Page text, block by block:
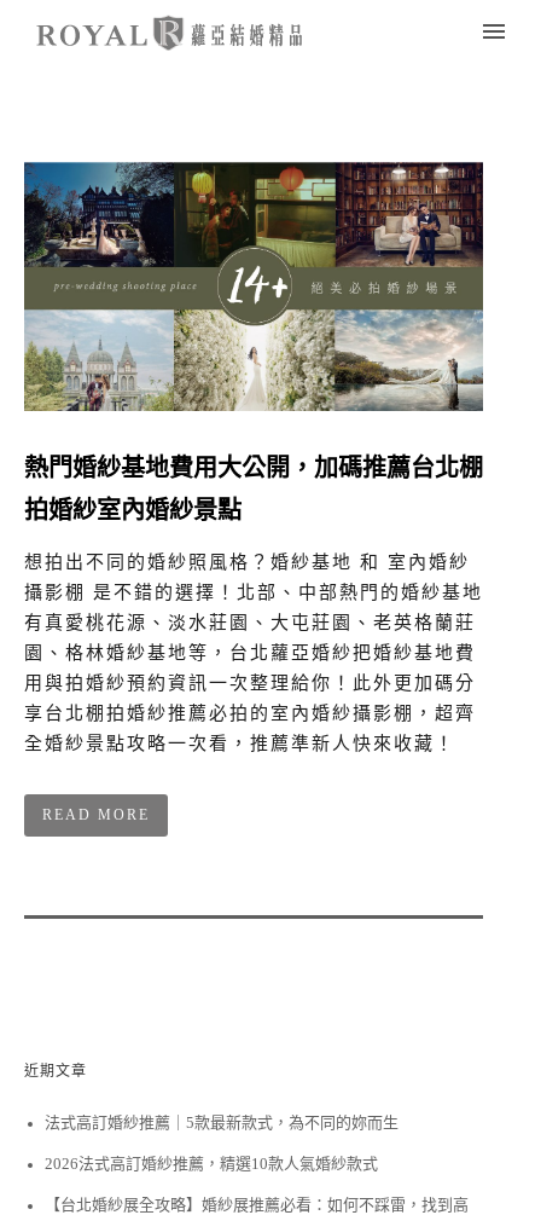
熱門婚紗基地費用大公開，加碼推薦台北棚
拍婚紗室內婚紗景點
想拍出不同的婚紗照風格？婚紗基地 和 室內婚紗
攝影棚 是不錯的選擇！北部、中部熱門的婚紗基地
有真愛桃花源、淡水莊園、大屯莊園、老英格蘭莊
園、格林婚紗基地等，台北蘿亞婚紗把婚紗基地費
用與拍婚紗預約資訊一次整理給你！此外更加碼分
享台北棚拍婚紗推薦必拍的室內婚紗攝影棚，超齊
全婚紗景點攻略一次看，推薦準新人快來收藏！
READ MORE
近期文章
法式高訂婚紗推薦｜5款最新款式，為不同的妳而生
2026法式高訂婚紗推薦，精選10款人氣婚紗款式
【台北婚紗展全攻略】婚紗展推薦必看：如何不踩雷，找到高